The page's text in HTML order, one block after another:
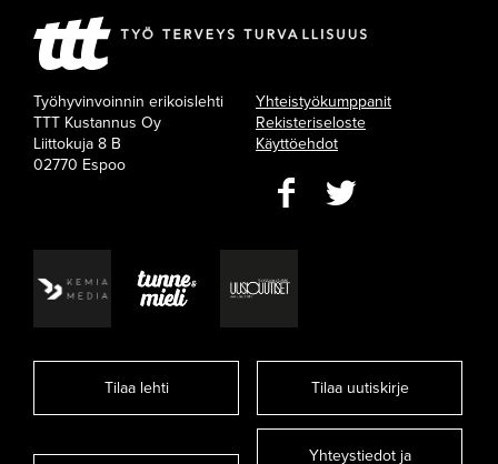
Työhyvinvoinnin erikoislehti
TTT Kustannus Oy
Liittokuja 8 B
02770 Espoo
Yhteistyökumppanit
Rekisteriseloste
Käyttöehdot
Tilaa lehti Tilaa uutiskirje
Yhteystiedot ja